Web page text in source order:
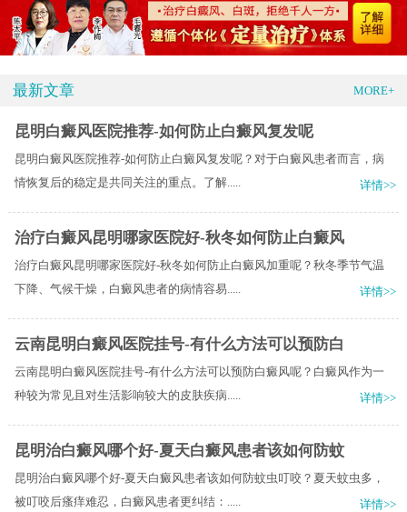
最新文章 MORE+
昆明白癜风医院推荐-如何防止白癜风复发呢
昆明白癜风医院推荐-如何防止白癜风复发呢？对于白癜风患者而言，病
情恢复后的稳定是共同关注的重点。了解.....
详情>>
治疗白癜风昆明哪家医院好-秋冬如何防止白癜风
治疗白癜风昆明哪家医院好-秋冬如何防止白癜风加重呢？秋冬季节气温
下降、气候干燥，白癜风患者的病情容易.....
详情>>
云南昆明白癜风医院挂号-有什么方法可以预防白
云南昆明白癜风医院挂号-有什么方法可以预防白癜风呢？白癜风作为一
种较为常见且对生活影响较大的皮肤疾病.....
详情>>
昆明治白癜风哪个好-夏天白癜风患者该如何防蚊
昆明治白癜风哪个好-夏天白癜风患者该如何防蚊虫叮咬？夏天蚊虫多，
被叮咬后瘙痒难忍，白癜风患者更纠结：.....
详情>>